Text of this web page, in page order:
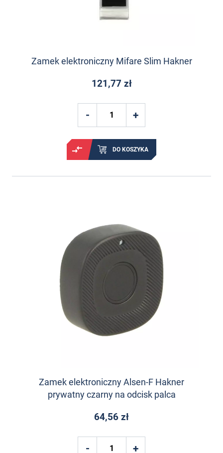
Zamek elektroniczny Mifare Slim Hakner
121,77 zł
DO KOSZYKA
Zamek elektroniczny Alsen-F Hakner
prywatny czarny na odcisk palca
64,56 zł